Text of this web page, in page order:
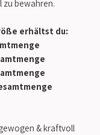
zu bewahren.
erhältst du:
& kraftvoll